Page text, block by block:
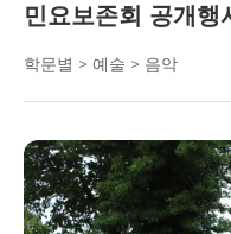
민요보존회 공개행
학문별 > 예술 > 음악